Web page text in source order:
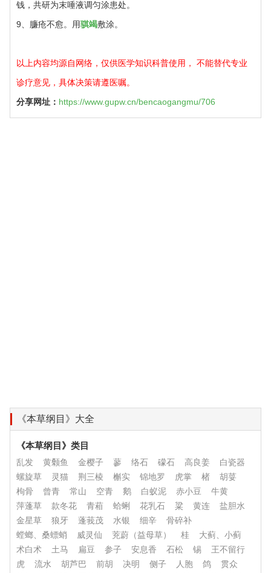
钱，共研为末唾液调匀涂患处。
9、臁疮不愈。用骐竭敷涂。
以上内容均源自网络，仅供医学知识科普使用， 不能替代专业
诊疗意见，具体决策请遵医嘱。
分享网址： https://www.gupw.cn/bencaogangmu/706
《本草纲目》大全
《本草纲目》类目
乱发 黄颡鱼 金樱子 蓼 络石 礞石 高良姜
白瓷器
螺旋草
灵猫 荆三棱 槲实 锦地罗 虎掌 楮
胡荽
枸骨
曾青 常山 空青 鹅 白蚁泥 赤小豆
牛黄
萍蓬草
款冬花 青葙 蛤蜊 花乳石 粱 黄连
盐胆水
金星草
狼牙 蓬莪茂 水银 细辛
骨碎补
螳螂、桑螵蛸
威灵仙 茺蔚（益母草） 桂
大蓟、小蓟
术白术
土马 扁豆 参子 安息香 石松 锡
王不留行
虎
流水 胡芦巴 前胡 决明 侧子 人胞 鸽
贯众